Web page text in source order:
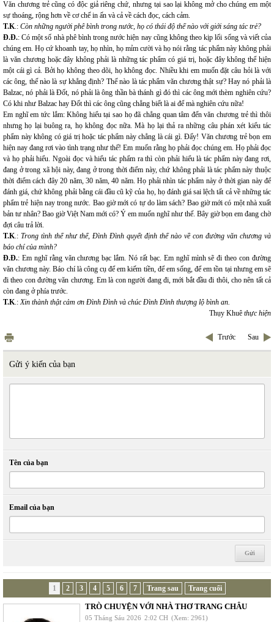
Văn chương trẻ cũng có độc giả riêng chứ, nhưng tại sao lại không mở cho chúng em một
sự thoáng, rộng hơn về cơ chế in ấn và cả về cách đọc, cách cảm.
T.K.: Còn những người phê bình trong nước, họ có thái độ thế nào với giới sáng tác trẻ?
Đ.Đ.: Có một số nhà phê bình trong nước hiện nay cũng không theo kịp lối sống và viết của
chúng em. Họ cứ khoanh tay, họ nhìn, họ mỉm cười và họ nói rằng tác phẩm này không phải
là văn chương hoặc đây không phải là những tác phẩm có giá trị, hoặc đây không thể hiện
một cái gì cả. Bởi họ không theo dõi, họ không đọc. Nhiều khi em muốn đặt câu hỏi là với
các ông, thế nào là sự khẳng định? Thế nào là tác phẩm văn chương thật sự? Hay nó phải là
Balzac, nó phải là Đốt, nó phải là ông thần bà thánh gì đó thì các ông mới thèm nghiên cứu?
Có khi như Balzac hay Đốt thì các ông cũng chẳng biết là ai để mà nghiên cứu nữa!
Em nghĩ em tức lắm: Không hiểu tại sao họ đã chẳng quan tâm đến văn chương trẻ thì thôi
nhưng họ lại buông ra, họ không đọc nữa. Mà họ lại thả ra những câu phán xét kiểu tác
phẩm này không có giá trị hoặc tác phẩm này chẳng là cái gì. Đấy! Văn chương trẻ bọn em
hiện nay đang rơi vào tình trạng như thế! Em muốn rằng họ phải đọc chúng em. Họ phải đọc
và họ phải hiểu. Ngoài đọc và hiểu tác phẩm ra thì còn phải hiểu là tác phẩm này đang rơi,
đang ở trong xã hội này, đang ở trong thời điểm này, chứ không phải là tác phẩm này thuộc
thời điểm cách đây 20 năm, 30 năm, 40 năm. Họ phải nhìn tác phẩm này ở thời gian này để
đánh giá, chứ không phải bằng cái đầu cũ kỹ của họ, họ đánh giá sai lệch tất cả về những tác
phẩm trẻ hiện nay trong nước. Bao giờ mới có tự do làm sách? Bao giờ mới có một nhà xuất
bản tư nhân? Bao giờ Việt Nam mới có? Ý em muốn nghĩ như thế. Bây giờ bọn em đang chờ
đợi câu trả lời.
T.K.: Trong tình thế như thế, Đình Đình quyết định thế nào về con đường văn chương và
báo chí của mình?
Đ.Đ.: Em nghĩ rằng văn chương bạc lắm. Nó rất bạc. Em nghĩ mình sẽ đi theo con đường
văn chương này. Báo chí là công cụ để em kiếm tiền, để em sống, để em tồn tại nhưng em sẽ
đi theo con đường văn chương. Em là con người đang đi, mới bắt đầu đi thôi, cho nên tất cả
còn đang ở phía trước.
T.K.:Xin thành thật cảm ơn Đình Đình và chúc Đình Đình thượng lộ bình an.
Thụy Khuê thực hiện
Trước Sau
Gửi ý kiến của bạn
Tên của bạn
Email của bạn
1 2 3 4 5 6 7 Trang sau Trang cuối
TRÒ CHUYỆN VỚI NHÀ THƠ TRANG CHÂU
05 Tháng Sáu 2026 2:02 CH (Xem: 2961)